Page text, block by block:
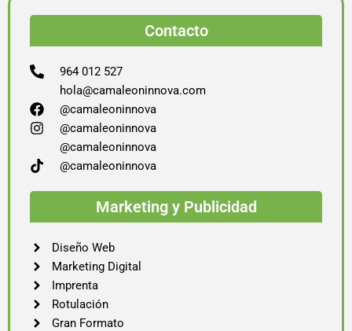
Contacto
964 012 527
hola@camaleoninnova.com
@camaleoninnova
@camaleoninnova
@camaleoninnova
@camaleoninnova
Marketing y Publicidad
Diseño Web
Marketing Digital
Imprenta
Rotulación
Gran Formato